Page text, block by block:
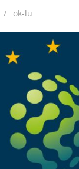
Author
ok-lu